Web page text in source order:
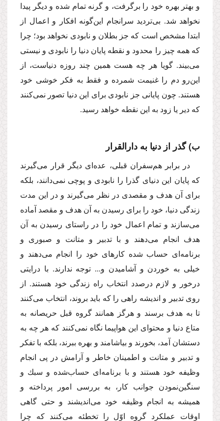
و بهتر بهره خود را برگرفت، و گرنه تمام شده و دیگر پیدا
نخواهد شد. بى‌تردید سرانجام این‌گونه افكار و اعمال از
ابتدا مشخص است كه جز بطلان و نابودى نخواهد بود؛ چرا
كه همه چیز را محدود و نقطه پایان دنیا را نابودى و نیستى
مى‌بیند. گویا هر چه هست همین چند روزه دنیاست، از
این‌رو دم را غنیمت شمرده و فقط به فكر خوشى خود
هستند. چون پایانى جز نابودى براى این دنیا تصور نمى‌كنند
كه دیر یا زود به این نقطه خواهد رسید.
ب) گذر از دنیا به دارالقرار
در برابر هم‌سفران قبلى، عده‌اى دیگر قرار مى‌گیرند
كه پایان این دنیاى گذرا را نابودى و پوچى نمى‌دانند، بلكه
براى آن هدف و مقصدى در نظر مى‌گیرند و در این مدت
زندگى دنیا، خود را براى رسیدن به آن هدف و مقصد آماده
مى‌سازند و تمام اعمال خود را در راستاى رسیدن به آن
هدف انجام مى‌دهند و با تدبیر و متانت و صبورى و
برنامه‌اى حساب شده كارهاى خود را انجام مى‌دهند و
خیلى به خوردن و آشامیدن و... توجه ندارند. با درایتى
درخور و لازم درصدد انتخاب راه زندگى خود هستند. از
روى تدبیر و اندیشه راهى را كه باید بروند، انتخاب مى‌كنند
تا به هدف برسند و هرگز همانند گروه قبل حریصانه به
متاع دنیا و محتواى این هواپیما نگاه نمى‌كنند كه هر چه به
دستشان آمد، بخورند و بیاشامند و بهره ببرند، بلكه با تفكر
و تدبیر و متانت و اطمینان خاطر و آرامش در پى انجام
وظیفه خود هستند و با برنامه‌اى حساب‌شده و سبك و
سنگین‌نمودن جوانب كار، به بررسى امور پرداخته و
همیشه به انجام وظیفه خود مى‌اندیشند و حتى گاهى
اوقات عملكرد گروه اوّل را تخطئه مى‌كنند كه چرا